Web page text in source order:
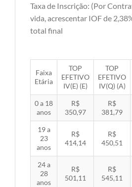
Taxa de Inscrição: (Por
vida, acrescentar IOF de
total final
Faixa
Etária
TOP
EFETIVO
IV(E) (E)
TOP
EFETIVO
IV(Q) (A)
0 a 18
anos
R$
350,97
R$
381,79
19 a
23
anos
R$
414,14
R$
450,51
24 a
28
anos
R$
501,11
R$
545,11